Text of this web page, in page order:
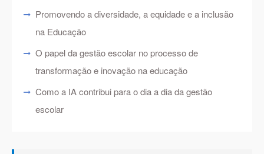
Promovendo a diversidade, a equidade e a inclusão
na Educação
O papel da gestão escolar no processo de
transformação e inovação na educação
Como a IA contribui para o dia a dia da gestão
escolar